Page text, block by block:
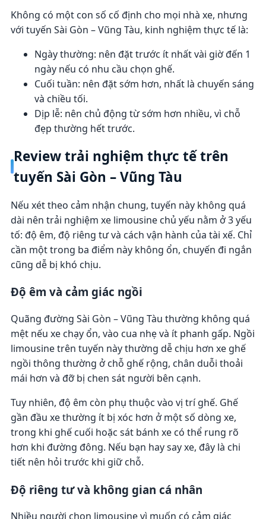
Không có một con số cố định cho mọi nhà xe, nhưng
với tuyến Sài Gòn – Vũng Tàu, kinh nghiệm thực tế là:
Ngày thường: nên đặt trước ít nhất vài giờ đến 1
ngày nếu có nhu cầu chọn ghế.
Cuối tuần: nên đặt sớm hơn, nhất là chuyến sáng
và chiều tối.
Dịp lễ: nên chủ động từ sớm hơn nhiều, vì chỗ
đẹp thường hết trước.
Review trải nghiệm thực tế trên
tuyến Sài Gòn – Vũng Tàu
Nếu xét theo cảm nhận chung, tuyến này không quá
dài nên trải nghiệm xe limousine chủ yếu nằm ở 3 yếu
tố: độ êm, độ riêng tư và cách vận hành của tài xế. Chỉ
cần một trong ba điểm này không ổn, chuyến đi ngắn
cũng dễ bị khó chịu.
Độ êm và cảm giác ngồi
Quãng đường Sài Gòn – Vũng Tàu thường không quá
mệt nếu xe chạy ổn, vào cua nhẹ và ít phanh gấp. Ngồi
limousine trên tuyến này thường dễ chịu hơn xe ghế
ngồi thông thường ở chỗ ghế rộng, chân duỗi thoải
mái hơn và đỡ bị chen sát người bên cạnh.
Tuy nhiên, độ êm còn phụ thuộc vào vị trí ghế. Ghế
gần đầu xe thường ít bị xóc hơn ở một số dòng xe,
trong khi ghế cuối hoặc sát bánh xe có thể rung rõ
hơn khi đường đông. Nếu bạn hay say xe, đây là chi
tiết nên hỏi trước khi giữ chỗ.
Độ riêng tư và không gian cá nhân
Nhiều người chọn limousine vì muốn có cảm giác